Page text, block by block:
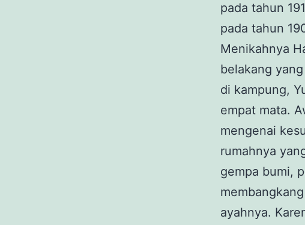
pada tahun
pada tahun
Menikahnya
belakang
di kampung,
empat mata.
mengenai
rumahnya
gempa bumi,
ayahnya.